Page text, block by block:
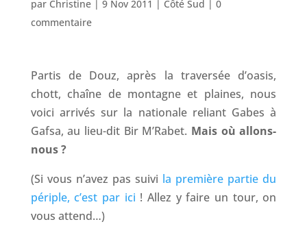
par Christine| 9 Nov 2011 | Côté Sud | 0
commentaire
Partis de Douz, après la traversée d’oasis,
chott, chaîne de montagne et plaines, nous
voici arrivés sur la nationale reliant Gabes à
Gafsa, au lieu-dit Bir M’Rabet. Mais où allons-
nous ?
(Si vous n’avez pas suivi la première partie du
périple, c’est par ici ! Allez y faire un tour, on
vous attend…)